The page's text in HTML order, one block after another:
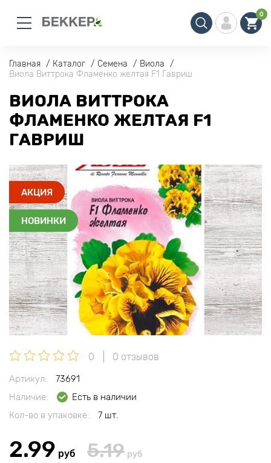
0
Главная Каталог Семена
Виола
Виола Виттрока Фламенко желтая F1 Гавриш
ВИОЛА ВИТТРОКА
ФЛАМЕНКО ЖЕЛТАЯ F1
ГАВРИШ
АКЦИЯ
НОВИНКИ
0 0 отзывов
Артикул:
73691
Наличие:
Есть в наличии
Кол-во в упаковке:
7 шт.
2.99 руб 5.19 руб